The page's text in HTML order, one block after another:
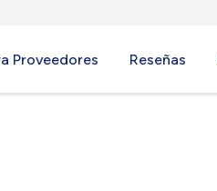
Proveedores Reseñas